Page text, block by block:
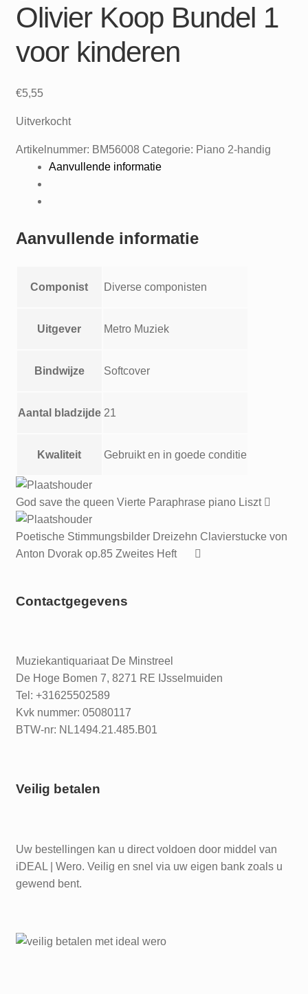
Olivier Koop Bundel 1
voor kinderen
€5,55
Uitverkocht
Artikelnummer: BM56008 Categorie: Piano 2-handig
Aanvullende informatie
Aanvullende informatie
Componist Diverse componisten
Uitgever Metro Muziek
Bindwijze Softcover
Aantal bladzijde 21
Kwaliteit Gebruikt en in goede conditie
God save the queen Vierte Paraphrase piano Liszt
Poetische Stimmungsbilder Dreizehn Clavierstucke von
Anton Dvorak op.85 Zweites Heft
Contactgegevens
Muziekantiquariaat De Minstreel
De Hoge Bomen 7, 8271 RE IJsselmuiden
Tel: +31625502589
Kvk nummer: 05080117
BTW-nr: NL1494.21.485.B01
Veilig betalen
Uw bestellingen kan u direct voldoen door middel van
iDEAL | Wero. Veilig en snel via uw eigen bank zoals u
gewend bent.